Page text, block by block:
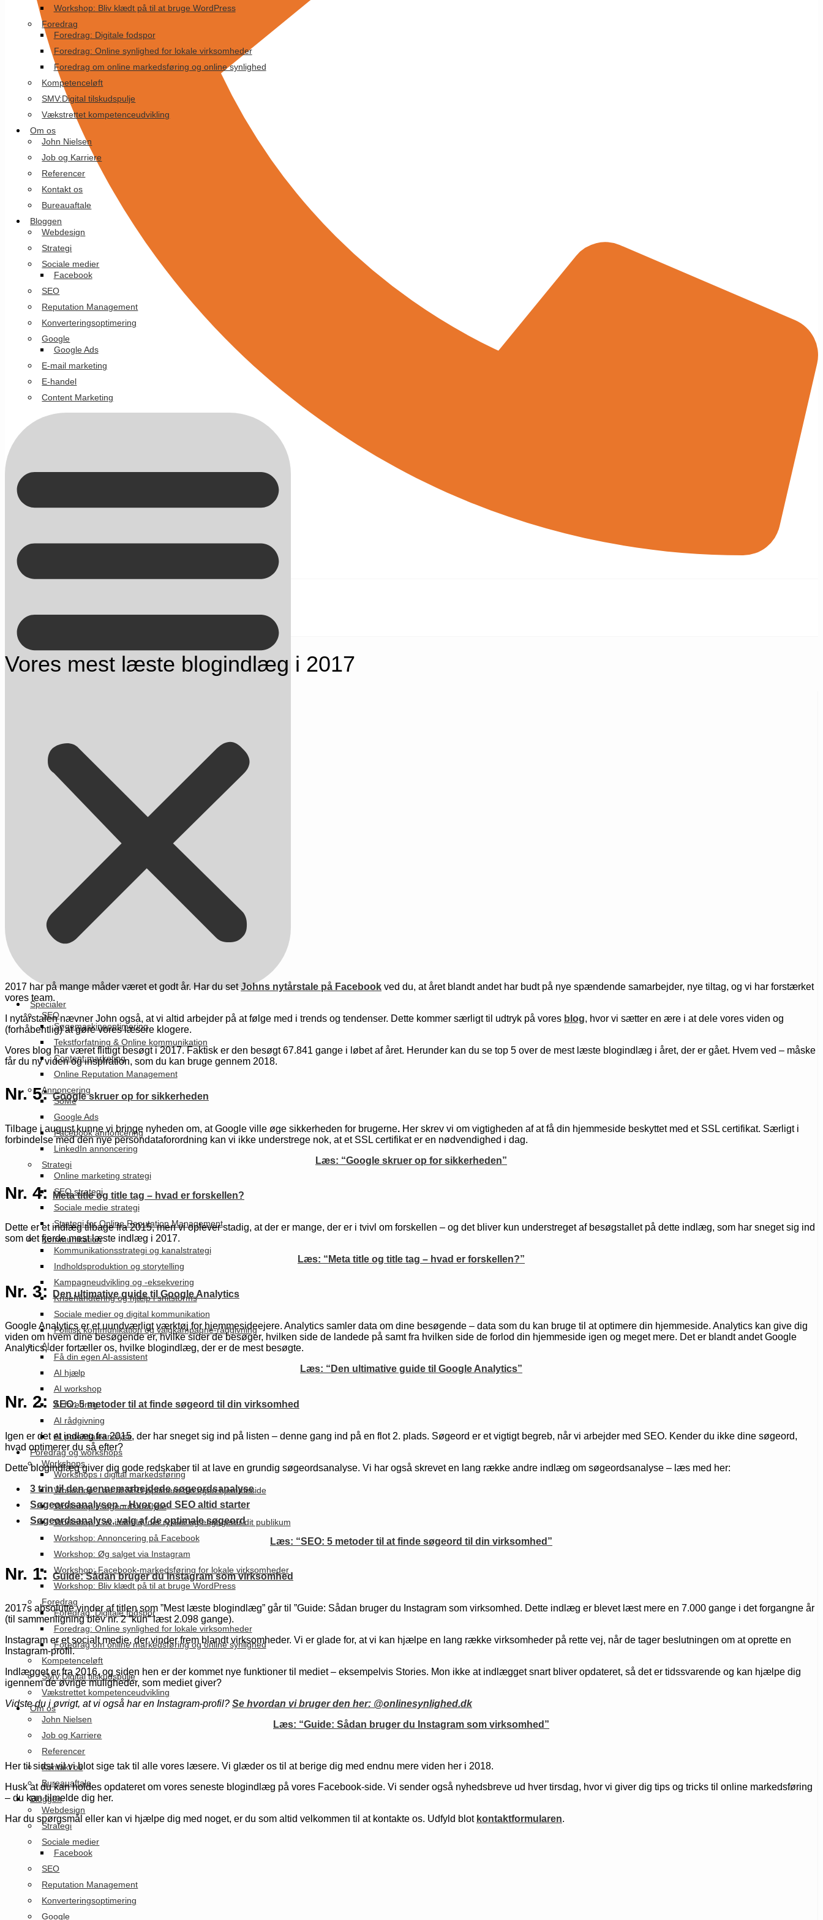
Kontakt på +45 70 13 63 23
Workshop: Bliv klædt på til at bruge WordPress
Foredrag
Foredrag: Digitale fodspor
Foredrag: Online synlighed for lokale virksomheder
Foredrag om online markedsføring og online synlighed
Kompetenceløft
SMV:Digital tilskudspulje
Vækstrettet kompetenceudvikling
Om os
John Nielsen
Job og Karriere
Referencer
Kontakt os
Bureauaftale
Bloggen
Webdesign
Strategi
Sociale medier
Facebook
SEO
Reputation Management
Konverteringsoptimering
Google
Google Ads
E-mail marketing
E-handel
Content Marketing
Specialer
SEO
Søgemaskineoptimering
Tekstforfatning & Online kommunikation
Content marketing
Online Reputation Management
Annoncering
SoMe
Google Ads
Facebook annoncering
LinkedIn annoncering
Strategi
Online marketing strategi
SEO strategi
Sociale medie strategi
Strategi for Online Reputation Management
Kommunikation
Kommunikationsstrategi og kanalstrategi
Indholdsproduktion og storytelling
Kampagneudvikling og -eksekvering
Krisehåndtering og hjælp i shitstorms
Sociale medier og digital kommunikation
Politisk kommunikation og valgkampagne-rådgivning
AI
Få din egen AI-assistent
AI hjælp
AI workshop
AI foredrag
AI rådgivning
AI potentialeanalyse
Foredrag og workshops
Workshops
Workshops i digital markedsføring
Workshop: Lær at SEO-optimere din egen hjemmeside
Workshop i søgeordsanalyse
Workshop: Lav indhold, der rykker og engagerer dit publikum
Workshop: Annoncering på Facebook
Workshop: Øg salget via Instagram
Workshop: Facebook-markedsføring for lokale virksomheder
Workshop: Bliv klædt på til at bruge WordPress
Foredrag
Foredrag: Digitale fodspor
Foredrag: Online synlighed for lokale virksomheder
Foredrag om online markedsføring og online synlighed
Kompetenceløft
SMV:Digital tilskudspulje
Vækstrettet kompetenceudvikling
Om os
John Nielsen
Job og Karriere
Referencer
Kontakt os
Bureauaftale
Bloggen
Webdesign
Strategi
Sociale medier
Facebook
SEO
Reputation Management
Konverteringsoptimering
Google
Vores mest læste blogindlæg i 2017
2017 har på mange måder været et godt år. Har du setJohns nytårstale på Facebook ved du, at året blandt andet har budt på nye spændende samarbejder, nye tiltag, og vi har forstærket
vores team.
I nytårstalen nævner John også, at vi altid arbejder på at følge med i trends og tendenser. Dette kommer særligt til udtryk på vores blog, hvor vi sætter en ære i at dele vores viden og
(forhåbentlig) at gøre vores læsere klogere.
Vores blog har været flittigt besøgt i 2017. Faktisk er den besøgt 67.841 gange i løbet af året. Herunder kan du se top 5 over de mest læste blogindlæg i året, der er gået. Hvem ved – måske
får du ny viden og inspiration, som du kan bruge gennem 2018.
Nr. 5:Google skruer op for sikkerheden
Tilbage i august kunne vi bringe nyheden om, at Google ville øge sikkerheden for brugerne. Her skrev vi om vigtigheden af at få din hjemmeside beskyttet med et SSL certifikat. Særligt i
forbindelse med den nye persondataforordning kan vi ikke understrege nok, at et SSL certifikat er en nødvendighed i dag.
Læs: “Google skruer op for sikkerheden”
Nr. 4: Meta title og title tag – hvad er forskellen?
Dette er et indlæg tilbage fra 2015, men vi oplever stadig, at der er mange, der er i tvivl om forskellen – og det bliver kun understreget af besøgstallet på dette indlæg, som har sneget sig ind
som det fjerde mest læste indlæg i 2017.
Læs: “Meta title og title tag – hvad er forskellen?”
Nr. 3: Den ultimative guide til Google Analytics
Google Analytics er et uundværligt værktøj for hjemmesideejere. Analytics samler data om dine besøgende – data som du kan bruge til at optimere din hjemmeside. Analytics kan give dig
viden om hvem dine besøgende er, hvilke sider de besøger, hvilken side de landede på samt fra hvilken side de forlod din hjemmeside igen og meget mere. Det er blandt andet Google
Analytics, der fortæller os, hvilke blogindlæg, der er de mest besøgte.
Læs: “Den ultimative guide til Google Analytics”
Nr. 2: SEO: 5 metoder til at finde søgeord til din virksomhed
Igen er det et indlæg fra 2015, der har sneget sig ind på listen – denne gang ind på en flot 2. plads. Søgeord er et vigtigt begreb, når vi arbejder med SEO. Kender du ikke dine søgeord,
hvad optimerer du så efter?
Dette blogindlæg giver dig gode redskaber til at lave en grundig søgeordsanalyse. Vi har også skrevet en lang række andre indlæg om søgeordsanalyse – læs med her:
3 trin til den gennemarbejdede søgeordsanalyse
Søgeordsanalysen – Hvor god SEO altid starter
Søgeordsanalyse, valg af de optimale søgeord
Læs: “SEO: 5 metoder til at finde søgeord til din virksomhed”
Nr. 1: Guide: Sådan bruger du Instagram som virksomhed
2017s absolutte vinder af titlen som ”Mest læste blogindlæg” går til ”Guide: Sådan bruger du Instagram som virksomhed. Dette indlæg er blevet læst mere en 7.000 gange i det forgangne år
(til sammenligning blev nr. 2 ”kun” læst 2.098 gange).
Instagram er et socialt medie, der vinder frem blandt virksomheder. Vi er glade for, at vi kan hjælpe en lang række virksomheder på rette vej, når de tager beslutningen om at oprette en
Instagram-profil.
Indlægget er fra 2016, og siden hen er der kommet nye funktioner til mediet – eksempelvis Stories. Mon ikke at indlægget snart bliver opdateret, så det er tidssvarende og kan hjælpe dig
igennem de øvrige muligheder, som mediet giver?
Vidste du i øvrigt, at vi også har en Instagram-profil? Se hvordan vi bruger den her: @onlinesynlighed.dk
Læs: “Guide: Sådan bruger du Instagram som virksomhed”
Her til sidst vil vi blot sige tak til alle vores læsere. Vi glæder os til at berige dig med endnu mere viden her i 2018.
Husk at du kan holdes opdateret om vores seneste blogindlæg på vores Facebook-side. Vi sender også nyhedsbreve ud hver tirsdag, hvor vi giver dig tips og tricks til online markedsføring
– du kan tilmelde dig her.
Har du spørgsmål eller kan vi hjælpe dig med noget, er du som altid velkommen til at kontakte os. Udfyld blot kontaktformularen.